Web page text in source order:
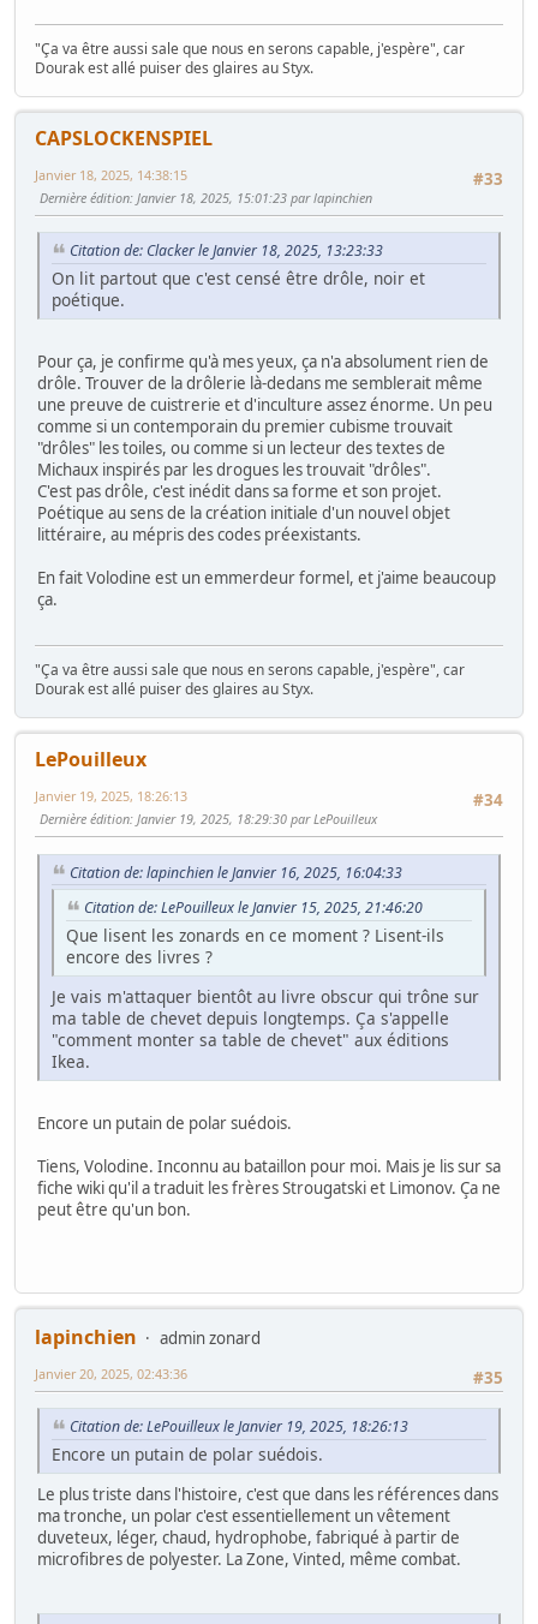
"Ça va être aussi sale que nous en serons capable, j'espère", car
Dourak est allé puiser des glaires au Styx.
CAPSLOCKENSPIEL
#33
Janvier 18, 2025, 14:38:15
Dernière édition: Janvier 18, 2025, 15:01:23 par lapinchien
Citation de: Clacker le Janvier 18, 2025, 13:23:33
On lit partout que c'est censé être drôle, noir et
poétique.
Pour ça, je confirme qu'à mes yeux, ça n'a absolument rien de
drôle. Trouver de la drôlerie là-dedans me semblerait même
une preuve de cuistrerie et d'inculture assez énorme. Un peu
comme si un contemporain du premier cubisme trouvait
"drôles" les toiles, ou comme si un lecteur des textes de
Michaux inspirés par les drogues les trouvait "drôles".
C'est pas drôle, c'est inédit dans sa forme et son projet.
Poétique au sens de la création initiale d'un nouvel objet
littéraire, au mépris des codes préexistants.
En fait Volodine est un emmerdeur formel, et j'aime beaucoup
ça.
"Ça va être aussi sale que nous en serons capable, j'espère", car
Dourak est allé puiser des glaires au Styx.
LePouilleux
#34
Janvier 19, 2025, 18:26:13
Dernière édition: Janvier 19, 2025, 18:29:30 par LePouilleux
Citation de: lapinchien le Janvier 16, 2025, 16:04:33
Citation de: LePouilleux le Janvier 15, 2025, 21:46:20
Que lisent les zonards en ce moment ? Lisent-ils
encore des livres ?
Je vais m'attaquer bientôt au livre obscur qui trône sur
ma table de chevet depuis longtemps. Ça s'appelle
"comment monter sa table de chevet" aux éditions
Ikea.
Encore un putain de polar suédois.
Tiens, Volodine. Inconnu au bataillon pour moi. Mais je lis sur sa
fiche wiki qu'il a traduit les frères Strougatski et Limonov. Ça ne
peut être qu'un bon.
lapinchien
admin zonard
#35
Janvier 20, 2025, 02:43:36
Citation de: LePouilleux le Janvier 19, 2025, 18:26:13
Encore un putain de polar suédois.
Le plus triste dans l'histoire, c'est que dans les références dans
ma tronche, un polar c'est essentiellement un vêtement
duveteux, léger, chaud, hydrophobe, fabriqué à partir de
microfibres de polyester. La Zone, Vinted, même combat.